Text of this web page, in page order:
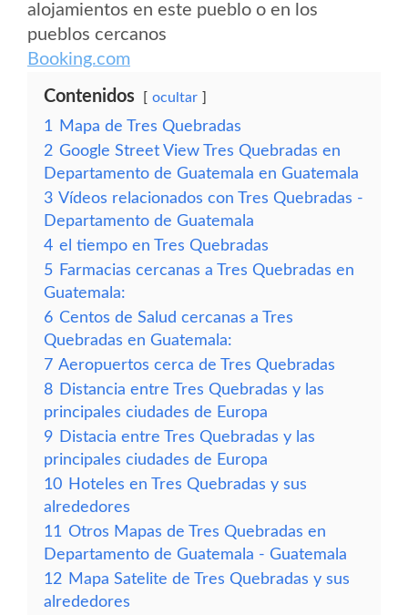
alojamientos en este pueblo o en los
pueblos cercanos
Booking.com
Contenidos ocultar
1
Mapa de Tres Quebradas
2 Google Street View Tres Quebradas en
Departamento de Guatemala en Guatemala
3 Vídeos relacionados con Tres Quebradas -
Departamento de Guatemala
4 el tiempo en Tres Quebradas
5 Farmacias cercanas a Tres Quebradas en
Guatemala:
6 Centos de Salud cercanas a Tres
Quebradas en Guatemala:
7 Aeropuertos cerca de Tres Quebradas
8 Distancia entre Tres Quebradas y las
principales ciudades de Europa
9 Distacia entre Tres Quebradas y las
principales ciudades de Europa
10 Hoteles en Tres Quebradas y sus
alrededores
11 Otros Mapas de Tres Quebradas en
Departamento de Guatemala - Guatemala
12 Mapa Satelite de Tres Quebradas y sus
alrededores